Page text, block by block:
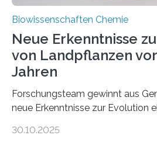
Biowissenschaften Chemie
Neue Erkenntnisse
von Landpflanzen
Jahren
Forschungsteam gewinnt aus
neue Erkenntnisse zur Evolution
Landpflanzen zählen zu den
30.10.2025